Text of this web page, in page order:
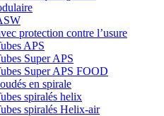
protection contre l’usure
APS
Super APS
Super APS FOOD
en spirale
spiralés helix
spiralés Helix-air